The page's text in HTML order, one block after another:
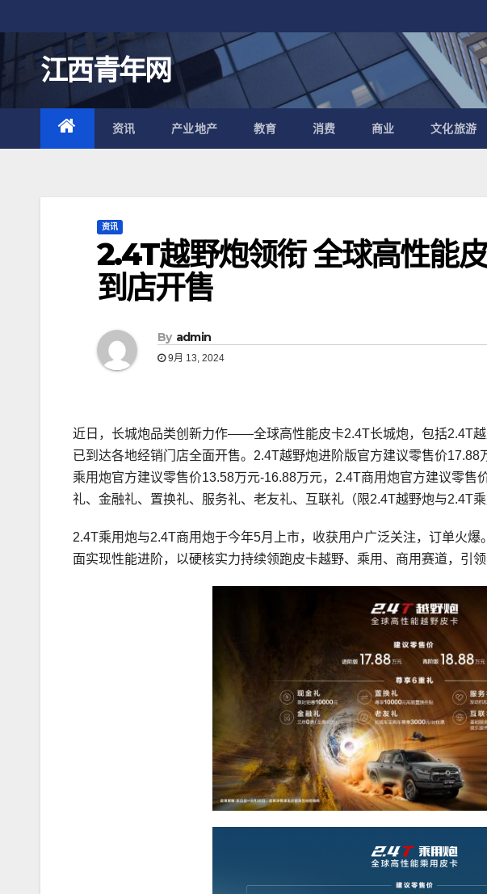
至
内
容
江西青年网
资讯 产业地产 教育 消费 商业 文化旅游
资讯
2.4T越野炮领衔 全球高性能
到店开售
By admin
9月 13, 2024
近日，长城炮品类创新力作——全球高性能皮卡2.4T长城炮，包括2.4T
已到达各地经销门店全面开售。2.4T越野炮进阶版官方建议零售价
乘用炮官方建议零售价13.58万元-16.88万元，2.4T商用炮官方建议零售
礼、金融礼、置换礼、服务礼、老友礼、互联礼（限2.4T越野炮与2.4T
2.4T乘用炮与2.4T商用炮于今年5月上市，收获用户广泛关注，订单火
面实现性能进阶，以硬核实力持续领跑皮卡越野、乘用、商用赛道，引